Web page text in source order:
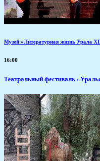
Музей «Литературная жизнь Урала
16:00
Театральный фестиваль